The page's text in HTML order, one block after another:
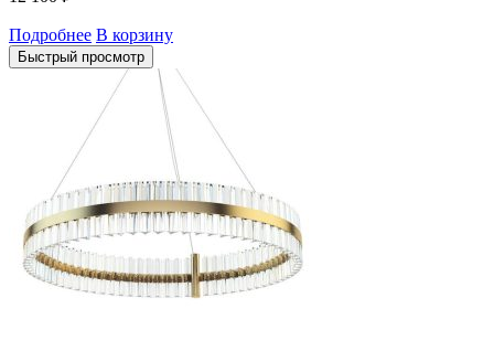
Подробнее В корзину
Быстрый просмотр